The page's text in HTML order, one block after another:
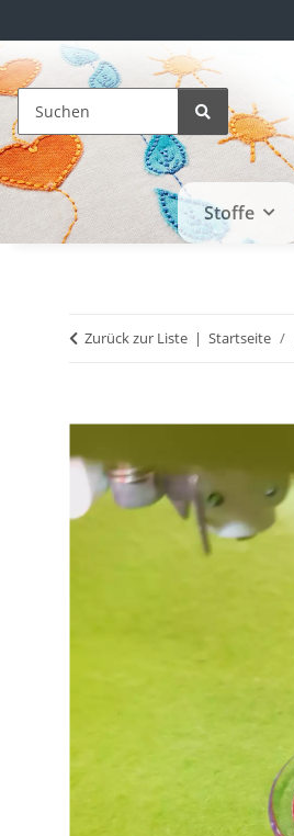
Stoffe
Zurück zur Liste Startseite